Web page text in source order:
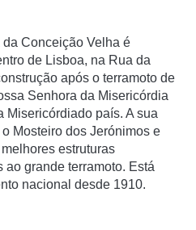
Conceição Velha é
de Lisboa, na Rua da
após o terramoto de
Senhora da Misericórdia
Misericórdiado país. A sua
Mosteiro dos Jerónimos e
estruturas
grande terramoto. Está
nacional desde 1910.